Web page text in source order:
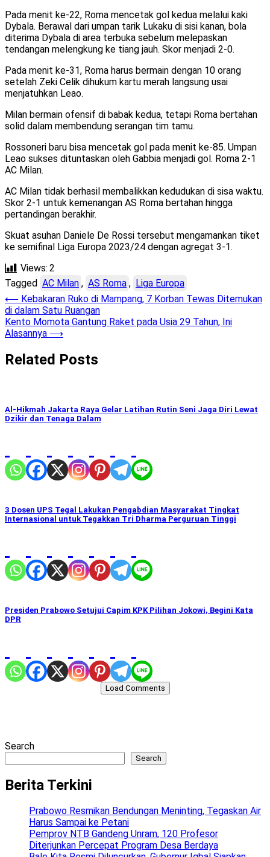
Pada menit ke-22, Roma mencetak gol kedua melalui kaki
Dybala. Berawal dari umpan tarik Lukaku di sisi kanan, bola
diterima Dybala di area terbuka sebelum melepaskan
tendangan melengkung ke tiang jauh. Skor menjadi 2-0.
Pada menit ke-31, Roma harus bermain dengan 10 orang
setelah Zeki Celik dihukum kartu merah langsung usai
menjatuhkan Leao.
Milan bermain ofensif di babak kedua, tetapi Roma bertahan
solid dalam membendung serangan tim tamu.
Rossoneri baru bisa mencetak gol pada menit ke-85. Umpan
Leao sukses dituntaskan oleh Gabbia menjadi gol. Roma 2-1
AC Milan.
AC Milan tidak berhasil membalikkan kedudukan di sisa waktu.
Skor 2-1 untuk kemenangan AS Roma bertahan hingga
pertandingan berakhir.
Skuat asuhan Daniele De Rossi tersebut mengamankan tiket
ke semifinal Liga Europa 2023/24 dengan agregat 3-1.
Views: 2
Tagged AC Milan , AS Roma , Liga Europa
Post
navigation
⟵ Kebakaran Ruko di Mampang, 7 Korban Tewas Ditemukan
di dalam Satu Ruangan
Kento Momota Gantung Raket pada Usia 29 Tahun, Ini
Alasannya ⟶
Related Posts
Al-Hikmah Jakarta Raya Gelar Latihan Rutin Seni Jaga Diri Lewat
Dzikir dan Tenaga Dalam
3 Dosen UPS Tegal Lakukan Pengabdian Masyarakat Tingkat
Internasional untuk Tegakkan Tri Dharma Perguruan Tinggi
Presiden Prabowo Setujui Capim KPK Pilihan Jokowi, Begini Kata
DPR
Load Comments
Search
Search
Berita Terkini
Prabowo Resmikan Bendungan Meninting, Tegaskan Air
Harus Sampai ke Petani
Pemprov NTB Gandeng Unram, 120 Profesor
Diterjunkan Percepat Program Desa Berdaya